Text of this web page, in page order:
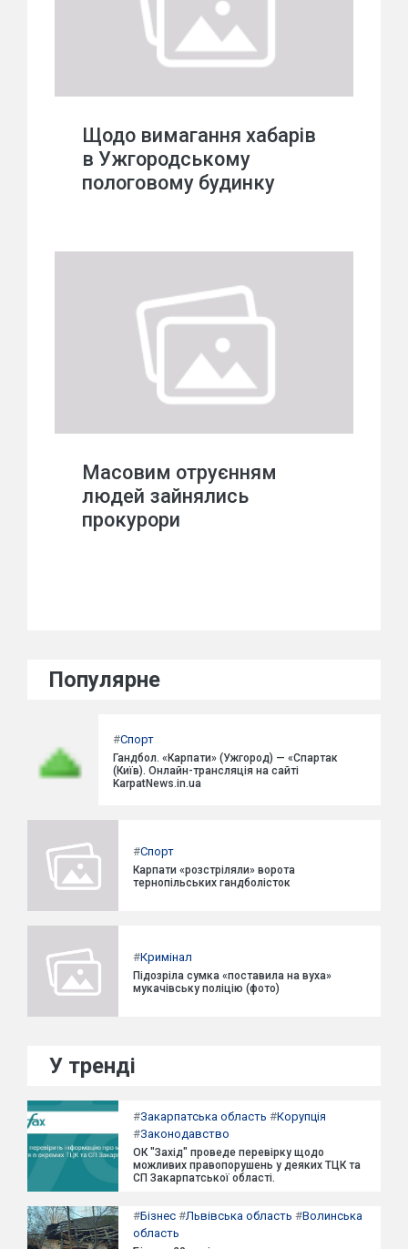
Щодо вимагання хабарів
в Ужгородському
пологовому будинку
Масовим отруєнням
людей зайнялись
прокурори
Популярне
#Спорт
Гандбол. «Карпати» (Ужгород) — «Спартак
(Київ). Онлайн-трансляція на сайті
KarpatNews.in.ua
#Спорт
Карпати «розстріляли» ворота
тернопільських гандболісток
#Кримінал
Підозріла сумка «поставила на вуха»
мукачівську поліцію (фото)
У тренді
#Закарпатська область #Корупція
#Законодавство
ОК "Захід" проведе перевірку щодо
можливих правопорушень у деяких ТЦК та
СП Закарпатської області.
#Бізнес #Львівська область #Волинська
область